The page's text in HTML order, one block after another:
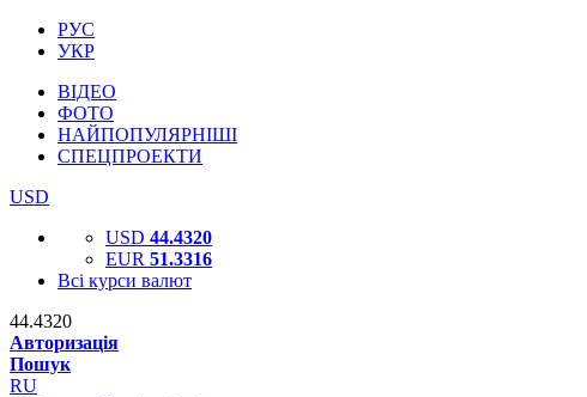
РУС
УКР
ВІДЕО
ФОТО
НАЙПОПУЛЯРНІШІ
СПЕЦПРОЕКТИ
USD
USD 44.4320
EUR 51.3316
Всі курси валют
44.4320
Авторизація
Пошук
RU